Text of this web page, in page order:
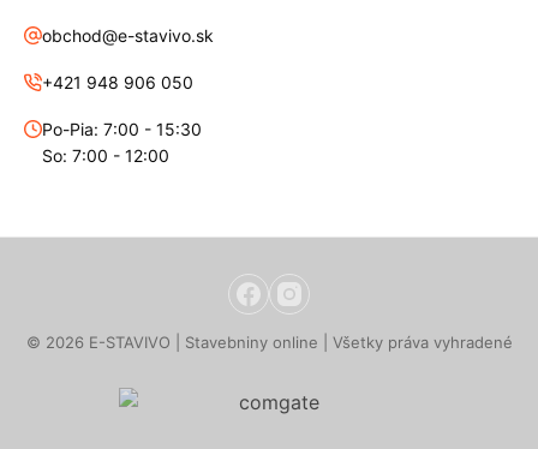
obchod@e-stavivo.sk
+421 948 906 050
Po-Pia: 7:00 - 15:30
So: 7:00 - 12:00
© 2026 E-STAVIVO | Stavebniny online | Všetky práva vyhradené